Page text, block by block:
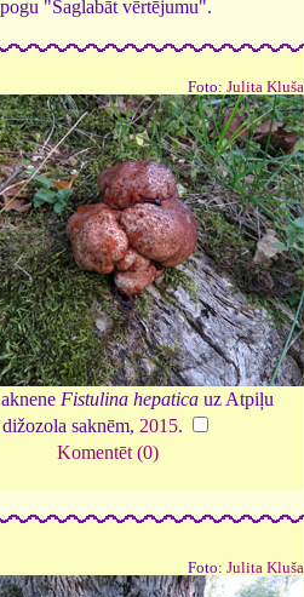
"Saglabāt vērtējumu".
Foto: Julita Kluša
Fistulina hepaticauz Atpiļu
dižozola saknēm, 2015.
Komentēt (0)
Foto: Julita Kluša